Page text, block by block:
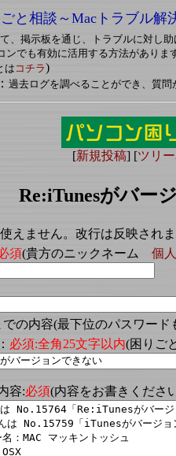
と相談～Macトラブル解
、掲示板を通じ、トラブルに対し
ンでも有効に活用する方法がありま
は コチラ)
： 過去ログを調べることができ、質問
[新規投稿] [ツリ
Re:iTunesがバー
えません。改行は反映され
須(貴方のニックネーム 個
での内容(最下位のパスワー
必須:全角25文字以内(困りご
容:必須(内容をお書きくださ